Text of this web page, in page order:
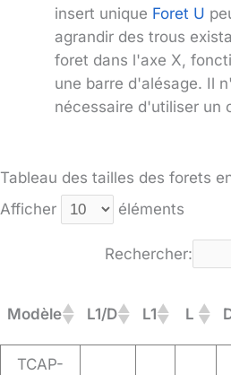
insert unique Foret U
agrandir des trous
foret dans l'axe X,
une barre d'alésage. Il
nécessaire d'utiliser un
Tableau des tailles des forets
Afficher
éléments
Rechercher:
Modèle L1/D L1 L
TCAP-